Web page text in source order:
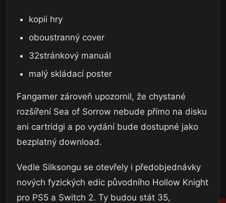
kopii hry
oboustranný cover
32stránkový manuál
malý skládací poster
Fangamer zároveň upozornil, že chystané
rozšíření Sea of Sorrow nebude přímo na disku
ani cartridgi a po vydání bude dostupné jako
bezplatný download.
Vedle Silksongu se otevřely i předobjednávky
nových fyzických edic původního Hollow Knight
pro PS5 a Switch 2. Ty budou stát 35,